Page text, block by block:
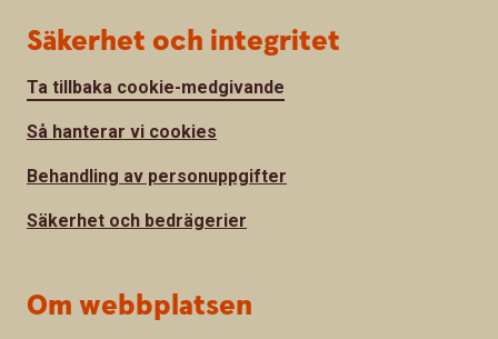
Säkerhet och integritet
Ta tillbaka cookie-medgivande
Så hanterar vi cookies
Behandling av personuppgifter
Säkerhet och bedrägerier
Om webbplatsen